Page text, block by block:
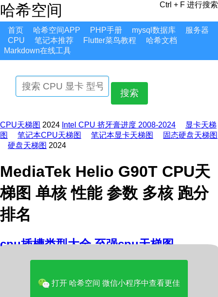
哈希空间 Ctrl + F 进行搜索
首页 哈希空间APP PHP手册 mysql数据库
服务器
CPU
笔记本推荐 Flutter菜鸟教程
哈希文档
Markdown在线工具
搜索
CPU天梯图 2024 Intel CPU 挤牙膏进度 2008-2024
显卡天梯
图
笔记本CPU天梯图 笔记本显卡天梯图
固态硬盘天梯图
硬盘天梯图 2024
MediaTek Helio G90T CPU天
梯图 单核 性能 参数 多核 跑分
排名
cpu插槽类型大全 至强cpu天梯图
MediaTek Helio G90T
打开 哈希空间 微信小程序中查看更佳